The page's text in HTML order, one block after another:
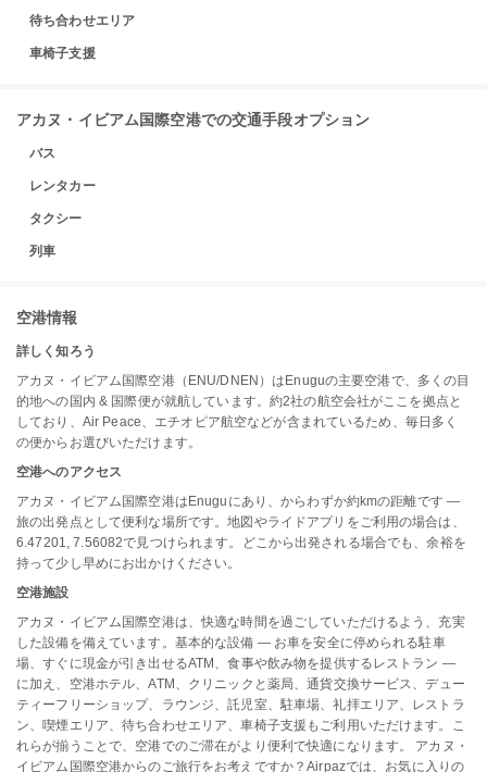
待ち合わせエリア
車椅子支援
アカヌ・イビアム国際空港での交通手段オプション
バス
レンタカー
タクシー
列車
空港情報
詳しく知ろう
アカヌ・イビアム国際空港（ENU/DNEN）はEnuguの主要空港で、多くの目
的地への国内 & 国際便が就航しています。約2社の航空会社がここを拠点と
しており、Air Peace、エチオピア航空などが含まれているため、毎日多く
の便からお選びいただけます。
空港へのアクセス
アカヌ・イビアム国際空港はEnuguにあり、からわずか約kmの距離です —
旅の出発点として便利な場所です。地図やライドアプリをご利用の場合は、
6.47201, 7.56082で見つけられます。どこから出発される場合でも、余裕を
持って少し早めにお出かけください。
空港施設
アカヌ・イビアム国際空港は、快適な時間を過ごしていただけるよう、充実
した設備を備えています。基本的な設備 — お車を安全に停められる駐車
場、すぐに現金が引き出せるATM、食事や飲み物を提供するレストラン —
に加え、空港ホテル、ATM、クリニックと薬局、通貨交換サービス、デュー
ティーフリーショップ、ラウンジ、託児室、駐車場、礼拝エリア、レストラ
ン、喫煙エリア、待ち合わせエリア、車椅子支援もご利用いただけます。こ
れらが揃うことで、空港でのご滞在がより便利で快適になります。 アカヌ・
イビアム国際空港からのご旅行をお考えですか？Airpazでは、お気に入りの